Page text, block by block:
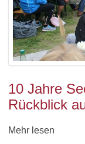
10 Jahre
Rückblick
Mehr lesen